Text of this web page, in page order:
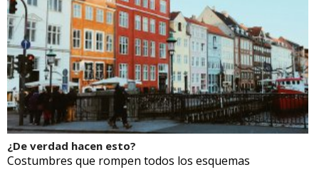
¿De verdad hacen esto?
Costumbres que rompen todos los esquemas